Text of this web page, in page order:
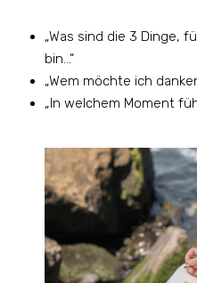
„Was sind die 3 Dinge,
bin…“
„Wem möchte ich
„In welchem ​​Moment